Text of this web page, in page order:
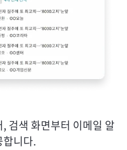
검색 화면부터 이메일 알
합니다.